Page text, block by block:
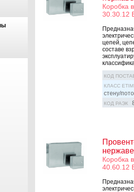
Коробка
30.30.12
цепей,
составе
КОД
КЛАСС ETIM
стену/
КОД РАЭК
Коробка
40.60.12